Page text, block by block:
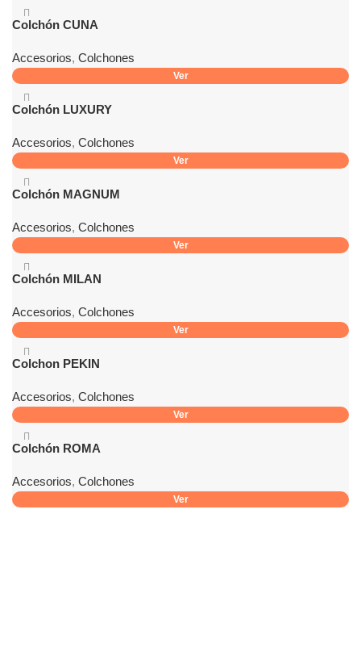
Colchón CUNA
Accesorios, Colchones
Ver
Colchón LUXURY
Accesorios, Colchones
Ver
Colchón MAGNUM
Accesorios, Colchones
Ver
Colchón MILAN
Accesorios, Colchones
Ver
Colchon PEKIN
Accesorios, Colchones
Ver
Colchón ROMA
Accesorios, Colchones
Ver